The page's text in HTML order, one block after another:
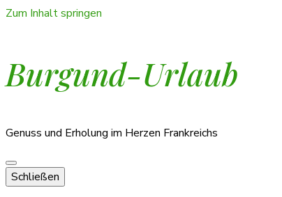
Zum Inhalt springen
Burgund-Urlaub
Genuss und Erholung im Herzen Frankreichs
Schließen